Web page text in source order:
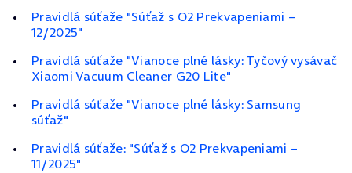
Pravidlá súťaže "Súťaž s O2 Prekvapeniami –
12/2025"
Pravidlá súťaže "Vianoce plné lásky: Tyčový vysávač
Xiaomi Vacuum Cleaner G20 Lite"
Pravidlá súťaže "Vianoce plné lásky: Samsung
súťaž"
Pravidlá súťaže: "Súťaž s O2 Prekvapeniami –
11/2025"